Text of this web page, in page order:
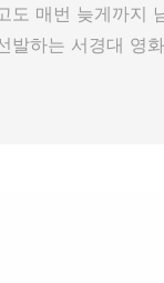
도 매번 늦게까지
하는 서경대 영